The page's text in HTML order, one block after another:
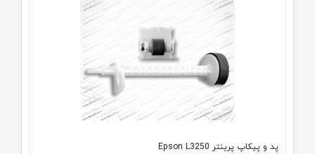
پد و پیکاپ پرینتر Epson L3250